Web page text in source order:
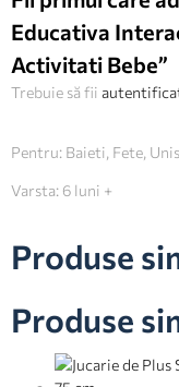
Educativa
Activitati Bebe”
Trebuie să fii
Pentru: Baieti, Fete,
Varsta: 6 luni +
Produse
Produse